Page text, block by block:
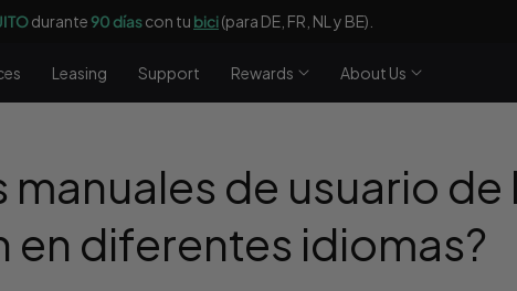
durante90 díascon tu bici(para DE, FR, NL y BE).
Leasing Support Rewards About Us
de usuario de
diferentes idiomas?